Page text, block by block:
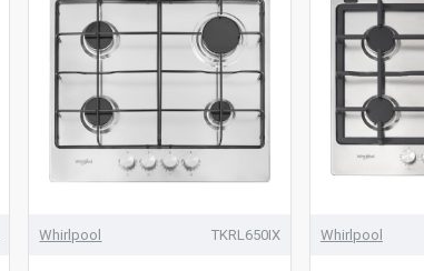
Whirlpool TKRL650IX Whirlpool